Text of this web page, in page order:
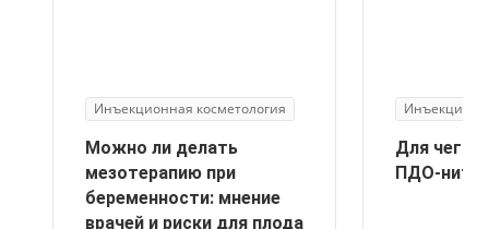
Инъекционная косметология
Можно ли делать
мезотерапию при
беременности: мнение
врачей и риски для плода
Для чего
ПДО-